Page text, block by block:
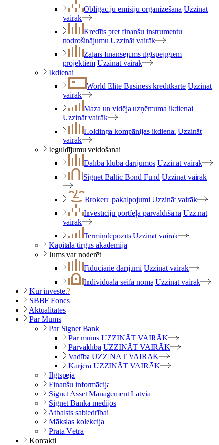
Obligāciju emisiju organizēšana Uzzināt
vairāk
Kredīts pret finanšu instrumentu
nodrošinājumu Uzzināt vairāk
Zaļais finansējums ilgtspējīgiem
projektiem Uzzināt vairāk
Ikdienai
World Elite Business kredītkarte Uzzināt
vairāk
Maza un vidēja uzņēmuma ikdienai
Uzzināt vairāk
Holdinga kompānijas ikdienai Uzzināt
vairāk
Ieguldījumu veidošanai
Dalība kluba darījumos Uzzināt vairāk
Signet Baltic Bond Fund Uzzināt vairāk
Brokeru pakalpojumi Uzzināt vairāk
Investīciju portfeļa pārvaldīšana Uzzināt
vairāk
Termiņdepozīts Uzzināt vairāk
Kapitāla tirgus akadēmija
Jums var noderēt
Fiduciārie darījumi Uzzināt vairāk
Individuālā seifa noma Uzzināt vairāk
Kur investēt?
SBBF Fonds
Aktualitātes
Par Mums
Par Signet Bank
Par mums UZZINĀT VAIRĀK
Pārvaldība UZZINĀT VAIRĀK
Vadība UZZINĀT VAIRĀK
Karjera UZZINĀT VAIRĀK
Ilgtspēja
Finanšu informācija
Signet Asset Management Latvia
Signet Banka medijos
Atbalsts sabiedrībai
Mākslas kolekcija
Prāta Vētra
Kontakti